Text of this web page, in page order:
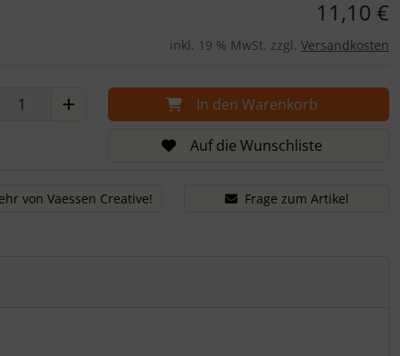
11,10 €
inkl. 19 % MwSt. zzgl. Versandkosten
In den Warenkorb
Auf die Wunschliste
von Vaessen Creative! Frage zum Artikel